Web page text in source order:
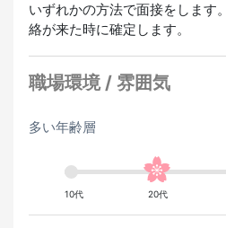
いずれかの方法で面接をします
絡が来た時に確定します。
職場環境 / 雰囲気
多い年齢層
10代 20代